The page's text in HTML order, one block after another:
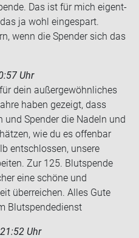
Das ist für mich ei­gent­
ja wohl ein­ge­spart.
wenn die Spen­der sich das
Uhr
dein außergewöhnliches
haben gezeigt, dass
und Spender die Nadeln und
wie du es offenbar
entschlossen, unsere
Zur 125. Blutspende
eine schöne und
überreichen. Alles Gute
Blutspendedienst
Uhr